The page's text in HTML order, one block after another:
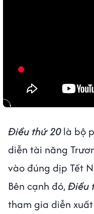
Điều thứ 20là bộ
diễn tài năng
vào đúng dịp Tết
Bên cạnh đó,Điều
tham gia diễn